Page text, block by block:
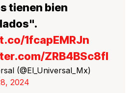
tienen bien
1fcapEMRJn
ZRB4BSc8fl
(@El_Universal_Mx)
2024